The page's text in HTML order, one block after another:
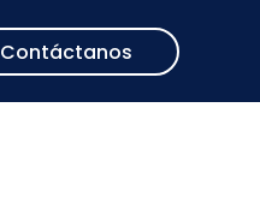
Contáctanos